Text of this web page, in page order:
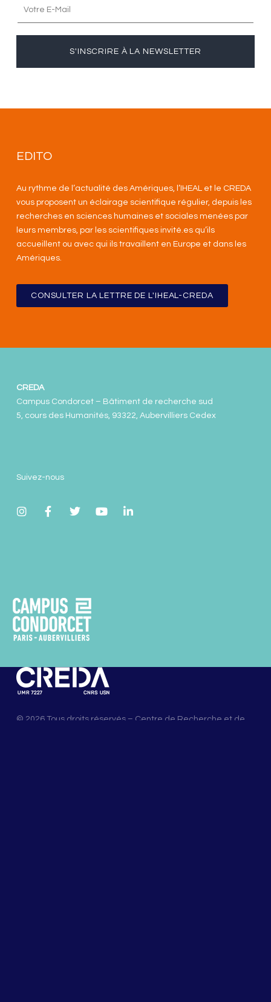
S'INSCRIRE À LA NEWSLETTER
EDITO
Au rythme de l’actualité des Amériques, l’IHEAL et le CREDA
vous proposent un éclairage scientifique régulier, depuis les
recherches en sciences humaines et sociales menées par
leurs membres, par les scientifiques invité.es qu’ils
accueillent ou avec qui ils travaillent en Europe et dans les
Amériques.
CONSULTER LA LETTRE DE L'IHEAL-CREDA
© 2026 Tous droits réservés – Centre de Recherche et de
CREDA
Campus Condorcet – Bâtiment de recherche sud
5, cours des Humanités, 93322, Aubervilliers Cedex
Suivez-nous